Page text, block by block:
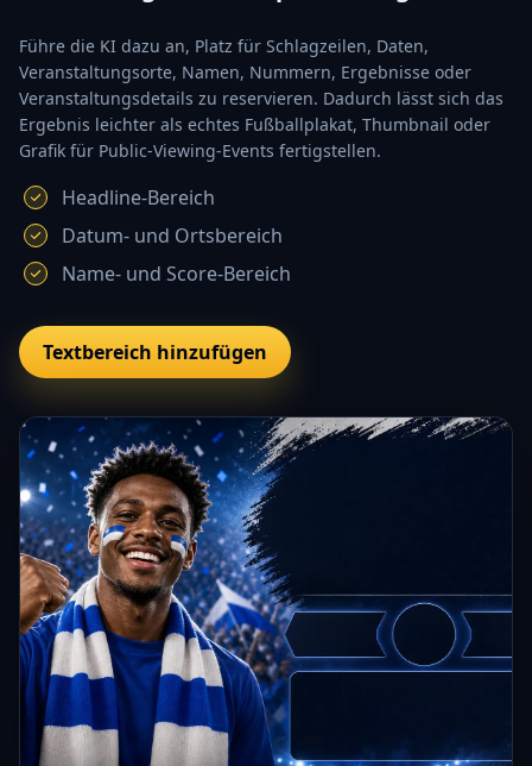
Führe die KI dazu an, Platz für Schlagzeilen, Daten,
Veranstaltungsorte, Namen, Nummern, Ergebnisse oder
Veranstaltungsdetails zu reservieren. Dadurch lässt sich das
Ergebnis leichter als echtes Fußballplakat, Thumbnail oder
Grafik für Public-Viewing-Events fertigstellen.
Headline-Bereich
Datum- und Ortsbereich
Name- und Score-Bereich
Textbereich hinzufügen